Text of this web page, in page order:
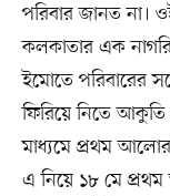
পরিবার জানত না।
কলকাতার এক
ইমোতে পরিবারের
ফিরিয়ে নিতে
মাধ্যমে প্রথম
এ নিয়ে ১৮ মে